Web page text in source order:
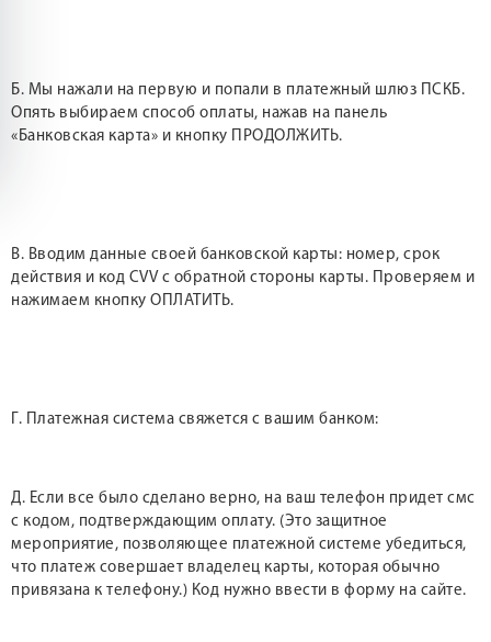
Б. Мы нажали на первую и попали в платежный шлюз ПСКБ.
Опять выбираем способ оплаты, нажав на панель
«Банковская карта» и кнопку ПРОДОЛЖИТЬ.
В. Вводим данные своей банковской карты: номер, срок
действия и код CVV с обратной стороны карты. Проверяем и
нажимаем кнопку ОПЛАТИТЬ.
Г. Платежная система свяжется с вашим банком:
Д. Если все было сделано верно, на ваш телефон придет смс
с кодом, подтверждающим оплату. (Это защитное
мероприятие, позволяющее платежной системе убедиться,
что платеж совершает владелец карты, которая обычно
привязана к телефону.) Код нужно ввести в форму на сайте.